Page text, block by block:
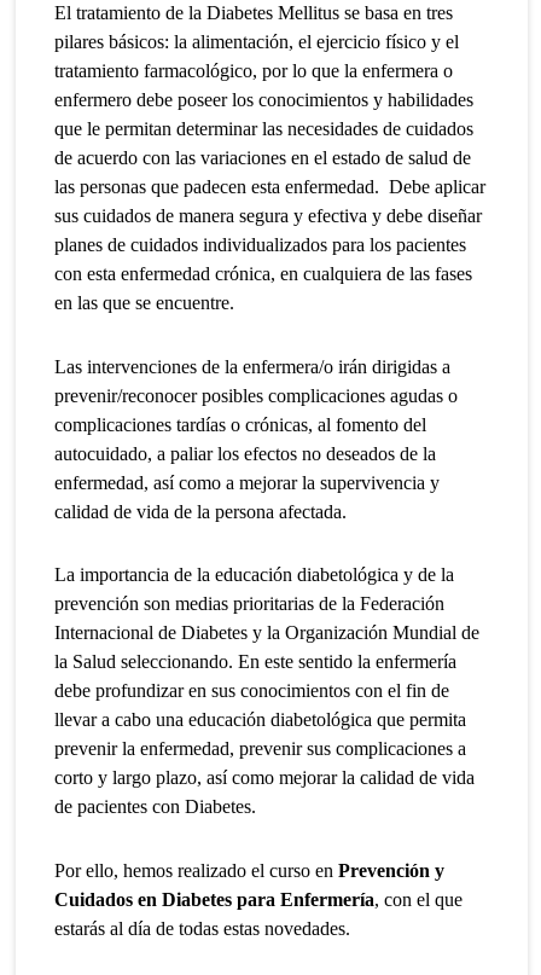
El tratamiento de la Diabetes Mellitus se basa en tres
pilares básicos: la alimentación, el ejercicio físico y el
tratamiento farmacológico, por lo que la enfermera o
enfermero debe poseer los conocimientos y habilidades
que le permitan determinar las necesidades de cuidados
de acuerdo con las variaciones en el estado de salud de
las personas que padecen esta enfermedad. Debe aplicar
sus cuidados de manera segura y efectiva y debe diseñar
planes de cuidados individualizados para los pacientes
con esta enfermedad crónica, en cualquiera de las fases
en las que se encuentre.
Las intervenciones de la enfermera/o irán dirigidas a
prevenir/reconocer posibles complicaciones agudas o
complicaciones tardías o crónicas, al fomento del
autocuidado, a paliar los efectos no deseados de la
enfermedad, así como a mejorar la supervivencia y
calidad de vida de la persona afectada.
La importancia de la educación diabetológica y de la
prevención son medias prioritarias de la Federación
Internacional de Diabetes y la Organización Mundial de
la Salud seleccionando. En este sentido la enfermería
debe profundizar en sus conocimientos con el fin de
llevar a cabo una educación diabetológica que permita
prevenir la enfermedad, prevenir sus complicaciones a
corto y largo plazo, así como mejorar la calidad de vida
de pacientes con Diabetes.
Por ello, hemos realizado el curso enPrevención y
Cuidados en Diabetes para Enfermería, con el que
estarás al día de todas estas novedades.